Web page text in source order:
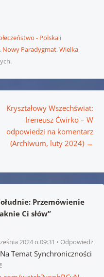
- Polskai
Nowy Paradygmat,Wielka
Kryształowy Wszechświat:
Ireneusz Ćwirko – W
odpowiedzi na komentarz
(Archiwum, luty 2024) →
Przemówienie
Ci słów”
2024 o 09:31 Odpowiedz
Temat Synchroniczności